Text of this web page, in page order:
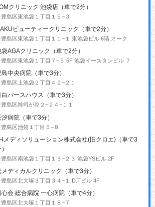
クリニック 池袋店（車で2分）
島区東池袋１丁目１５−３
ビューティークリニック（車で2分）
島区東池袋１丁目１１−１ 東池袋ビル 6階 オーク
袋AGAクリニック（車で2分）
島区東池袋１丁目７−５ 6F 池袋イースタンビル ７
島中央病院（車で3分）
島区上池袋２丁目４２−２１
白バースハウス（車で3分）
島区雑司が谷２−２４−１１
汐病院（車で3分）
島区池袋１丁目５−８
メディソリューション株式会社(旧クロエ)（車で3
島区南池袋１丁目１３−２３ 池袋YSビル 2F
メディカルクリニック（車で3分）
島区北大塚３丁目３４−１ D.Tビル 4F
心会 総合病院 一心病院（車で4分）
島区北大塚１丁目１８−７